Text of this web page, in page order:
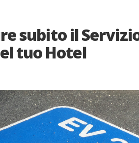
subito il
tuo Hotel